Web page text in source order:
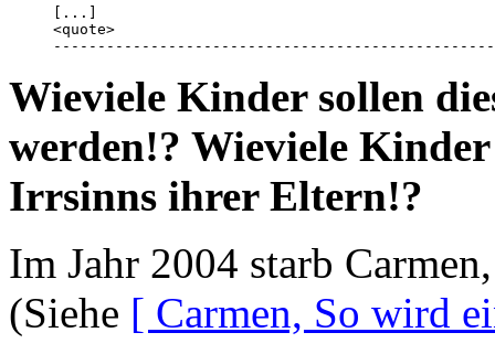
[...]
<quote>
Wieviele Kinder sollen
werden!? Wieviele Kinder
Irrsinns ihrer Eltern!?
Im Jahr 2004 starb
(Siehe [ Carmen, So wird